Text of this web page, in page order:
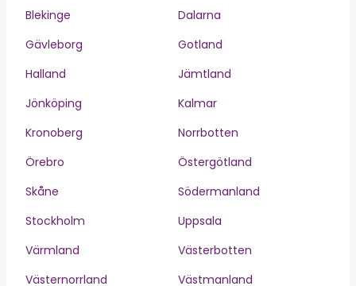
Blekinge
Dalarna
Gävleborg
Gotland
Halland
Jämtland
Jönköping
Kalmar
Kronoberg
Norrbotten
Örebro
Östergötland
Skåne
Södermanland
Stockholm
Uppsala
Värmland
Västerbotten
Västernorrland
Västmanland